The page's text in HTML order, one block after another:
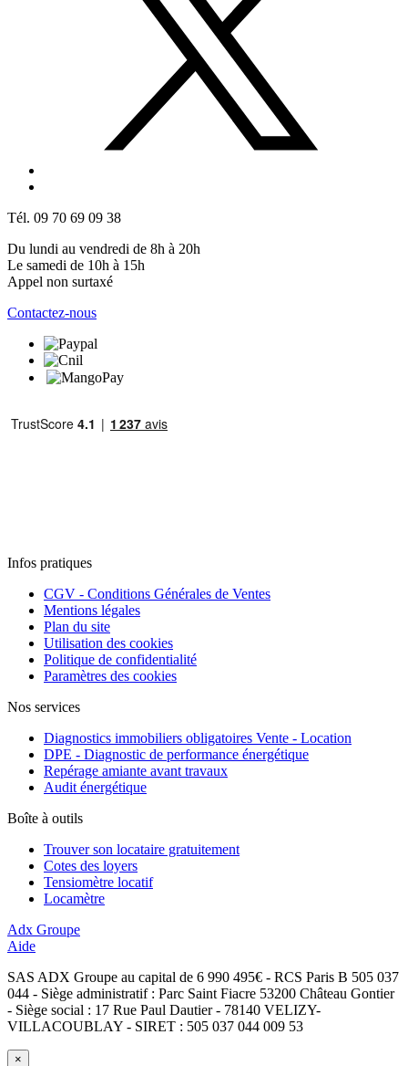
Tél. 09 70 69 09 38
Du lundi au vendredi de 8h à 20h
Le samedi de 10h à 15h
Appel non surtaxé
Contactez-nous
Infos pratiques
CGV - Conditions Générales de Ventes
Mentions légales
Plan du site
Utilisation des cookies
Politique de confidentialité
Paramètres des cookies
Nos services
Diagnostics immobiliers obligatoires Vente - Location
DPE - Diagnostic de performance énergétique
Repérage amiante avant travaux
Audit énergétique
Boîte à outils
Trouver son locataire gratuitement
Cotes des loyers
Tensiomètre locatif
Locamètre
Adx Groupe
Aide
SAS ADX Groupe au capital de 6 990 495€ - RCS Paris B 505 037
044 - Siège administratif : Parc Saint Fiacre 53200 Château Gontier
- Siège social : 17 Rue Paul Dautier - 78140 VELIZY-
VILLACOUBLAY - SIRET : 505 037 044 009 53
×